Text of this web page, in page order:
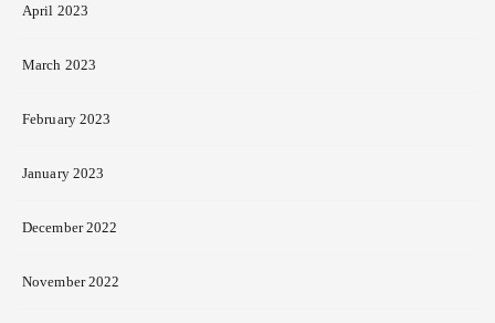
April 2023
March 2023
February 2023
January 2023
December 2022
November 2022